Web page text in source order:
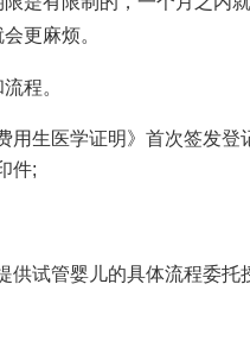
更麻烦。
程。
用生医学证明》首次签发登
件;
供试管婴儿的具体流程委托